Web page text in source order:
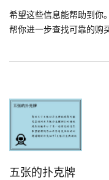
希望这些信息能帮助到你
帮你进一步查找可靠的购
五张的扑克牌